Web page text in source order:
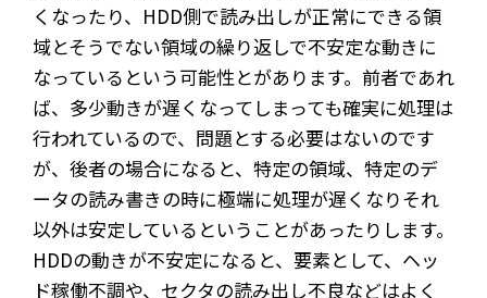
くなったり、HDD側で読み出しが正常にできる領
域とそうでない領域の繰り返しで不安定な動きに
なっているという可能性とがあります。前者であれ
ば、多少動きが遅くなってしまっても確実に処理は
行われているので、問題とする必要はないのです
が、後者の場合になると、特定の領域、特定のデ
ータの読み書きの時に極端に処理が遅くなりそれ
以外は安定しているということがあったりします。
HDDの動きが不安定になると、要素として、ヘッ
ド稼働不調や、セクタの読み出し不良などはよく